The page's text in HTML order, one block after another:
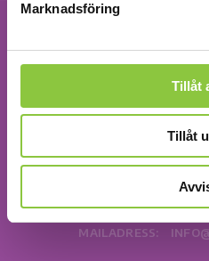
Marknadsföring
Tillåt
Tillåt
MAILADRESS: